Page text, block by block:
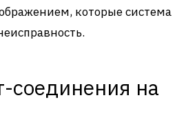
которые система
соединения на